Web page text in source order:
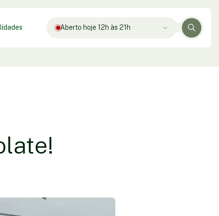
Aberto hoje 12h às 21h